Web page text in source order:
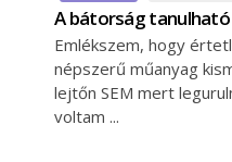
A bátorság tanulható
Emlékszem, hogy
népszerű műanyag
lejtőn SEM mert
voltam